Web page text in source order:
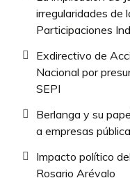
irregularidades de
Participaciones
Exdirectivo de
Nacional por
SEPI
Berlanga y su
a empresas
Impacto político
Rosario Arévalo